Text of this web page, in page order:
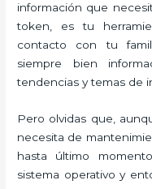
información que
token, es tu
contacto con tu
siempre bien
tendencias y temas de
Pero olvidas que,
necesita de
hasta último
sistema operativo y